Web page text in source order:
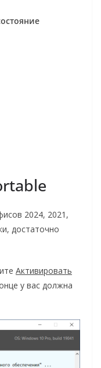
2024, 2021,
достаточно
Активировать
у вас должна